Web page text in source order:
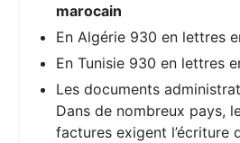
marocain
En Algérie 930 en lettres
En Tunisie 930 en lettres
Les documents
Dans de nombreux pays,
factures exigent l’écriture